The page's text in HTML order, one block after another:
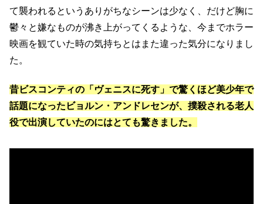
て襲われるというありがちなシーンは少なく、だけど胸に
鬱々と嫌なものが沸き上がってくるような、今までホラー
映画を観ていた時の気持ちとはまた違った気分になりまし
た。
昔ビスコンティの「ヴェニスに死す」で驚くほど美少年で
話題になったビョルン・アンドレセンが、撲殺される老人
役で出演していたのにはとても驚きました。